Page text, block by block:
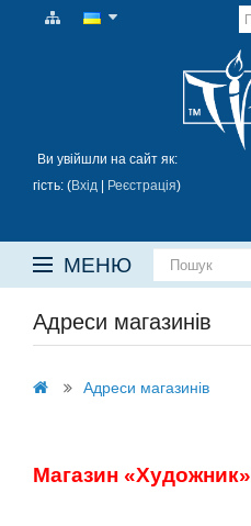
Ви увійшли на сайт як:
гість: (Вхід | Реєстрація)
МЕНЮ
Адреси магазинів
Адреси магазинів
Магазин «Художник»